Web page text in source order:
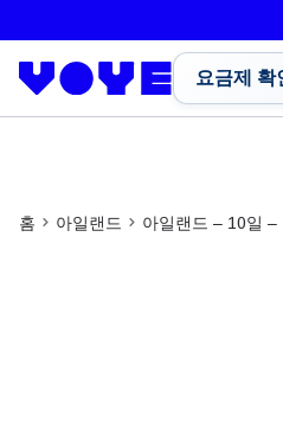
요금제 확
홈 아일랜드 아일랜드 – 10일 –